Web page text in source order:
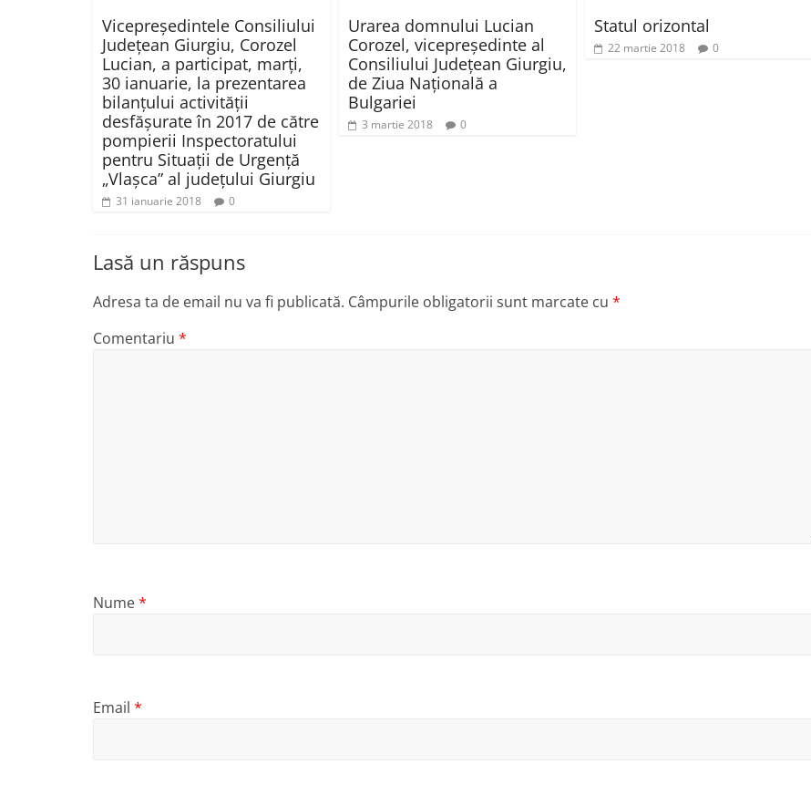
Vicepreşedintele Consiliului
Judeţean Giurgiu, Corozel
Lucian, a participat, marţi,
30 ianuarie, la prezentarea
bilanţului activităţii
desfăşurate în 2017 de către
pompierii Inspectoratului
pentru Situaţii de Urgenţă
„Vlaşca” al judeţului Giurgiu
31 ianuarie 2018 0
Urarea domnului Lucian
Corozel, vicepreşedinte al
Consiliului Judeţean Giurgiu,
de Ziua Naţională a
Bulgariei
3 martie 2018 0
Statul orizontal
22 martie 2018 0
Lasă un răspuns
Adresa ta de email nu va fi publicată. Câmpurile obligatorii sunt marcate cu *
Comentariu *
Nume*
Email *